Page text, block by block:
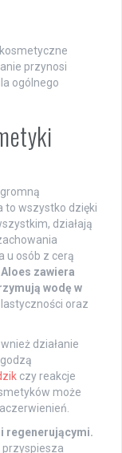
przynosi
ogólnego
to wszystko dzięki
działają
u osób z cerą
Aloes zawiera
wodę w
oraz
działanie
czy reakcje
może
regenerującymi.
przyspiesza